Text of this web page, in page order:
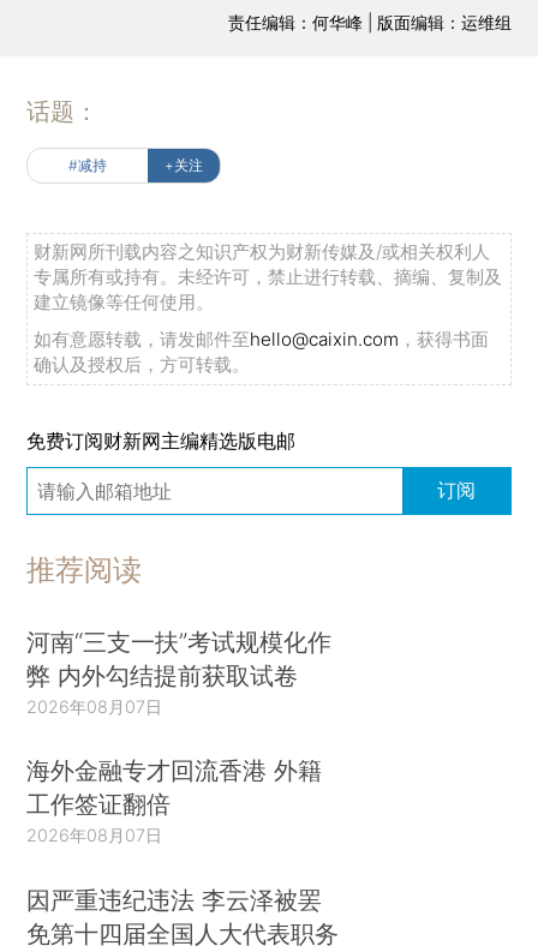
责任编辑：何华峰 | 版面编辑：运维组
话题：
#减持 +关注
财新网所刊载内容之知识产权为财新传媒及/或相关权利人
专属所有或持有。未经许可，禁止进行转载、摘编、复制及
建立镜像等任何使用。
如有意愿转载，请发邮件至hello@caixin.com ，获得书面
确认及授权后，方可转载。
免费订阅财新网主编精选版电邮
订阅
推荐阅读
河南“三支一扶”考试规模化作
弊 内外勾结提前获取试卷
2026年08月07日
海外金融专才回流香港 外籍
工作签证翻倍
2026年08月07日
因严重违纪违法 李云泽被罢
免第十四届全国人大代表职务